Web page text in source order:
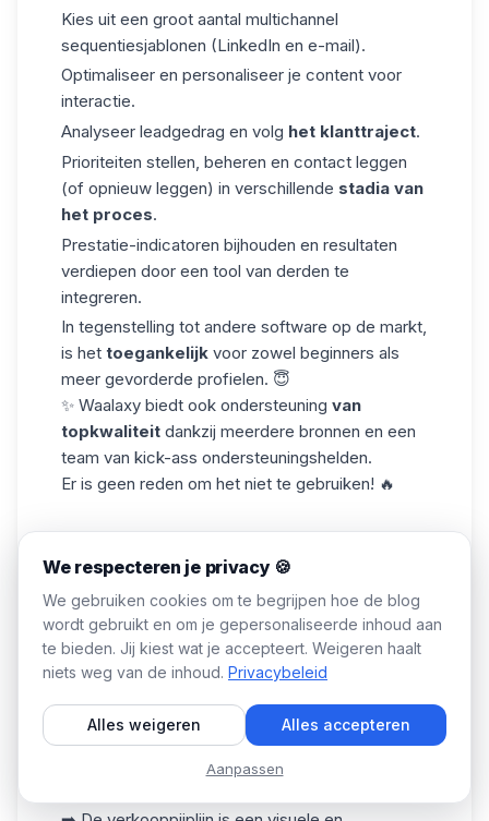
Kies uit een groot aantal multichannel
sequentiesjablonen (LinkedIn en e-mail).
Optimaliseer en personaliseer je content voor
interactie.
Analyseer leadgedrag en volg het klanttraject.
Prioriteiten stellen, beheren en contact leggen
(of opnieuw leggen) in verschillende stadia van
het proces.
Prestatie-indicatoren bijhouden en resultaten
verdiepen door een tool van derden te
integreren.
In tegenstelling tot andere software op de markt,
is het toegankelijk voor zowel beginners als
meer gevorderde profielen. 😇
✨ Waalaxy biedt ook ondersteuning van
topkwaliteit dankzij meerdere bronnen en een
team van kick-ass ondersteuningshelden.
Er is geen reden om het niet te gebruiken! 🔥
Test Waalaxy 🚀
Veelgestelde vragen (FAQ)
Wat is het verschil tussen verkooppijplijn VS
verkooptunnel?
Verkooppijplijn en worden vaak met elkaar
verward. 🤷🏻‍♀️ Er is echter een duidelijk verschil:
de verkooppijplijn is een intern proces, terwijl de
We respecteren je privacy 🍪
We gebruiken cookies om te begrijpen hoe de blog
wordt gebruikt en om je gepersonaliseerde inhoud aan
te bieden. Jij kiest wat je accepteert. Weigeren haalt
niets weg van de inhoud. Privacybeleid
Alles weigeren Alles accepteren
Aanpassen